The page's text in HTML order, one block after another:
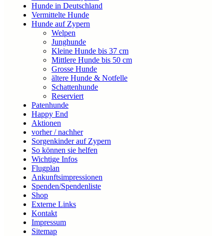
Hunde in Deutschland
Vermittelte Hunde
Hunde auf Zypern
Welpen
Junghunde
Kleine Hunde bis 37 cm
Mittlere Hunde bis 50 cm
Grosse Hunde
ältere Hunde & Notfelle
Schattenhunde
Reserviert
Patenhunde
Happy End
Aktionen
vorher / nachher
Sorgenkinder auf Zypern
So können sie helfen
Wichtige Infos
Flugplan
Ankunftsimpressionen
Spenden/Spendenliste
Shop
Externe Links
Kontakt
Impressum
Sitemap